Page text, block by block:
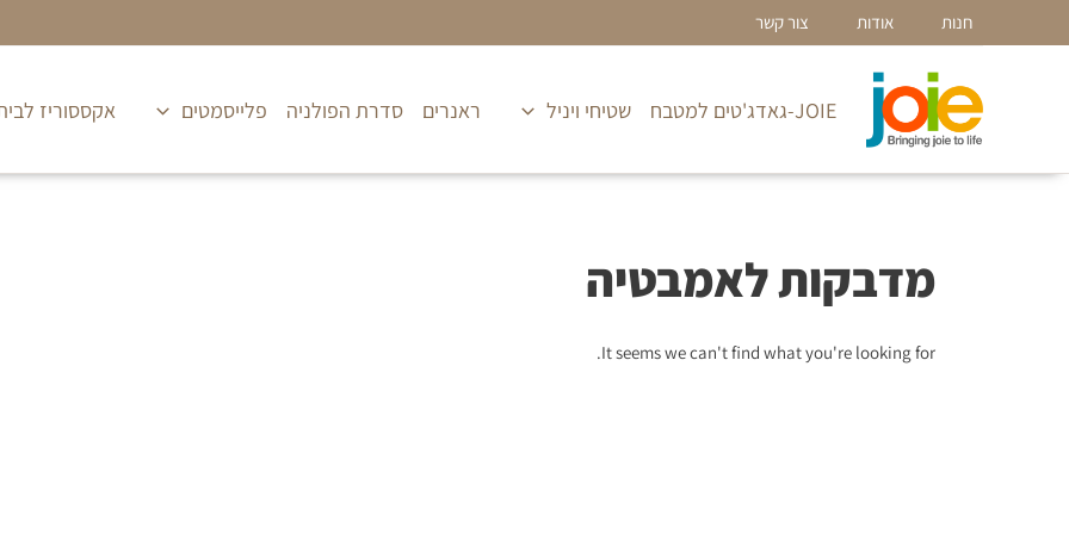
לתוכן
חנות אודות צור קשר
JOIE-גאדג'טים למטבח שטיחי ויניל ראנרים סדרת הפולניה פלייסמטים אקססוריז
מדבקות לאמבטיה
It seems we can't find what you're looking for.